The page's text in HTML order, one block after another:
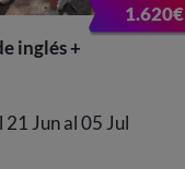
1.620€
inglés +
21 Jun al 05 Jul